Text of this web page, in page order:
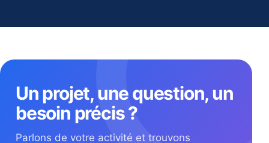
Un projet, une question, un
besoin précis ?
Parlons de votre activité et trouvons